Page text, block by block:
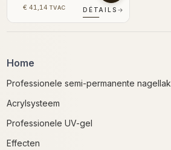
€ 41,14 TVAC DÉTAILS →
Home
Professionele semi-permanente
Acrylsysteem
Professionele UV-gel
Effecten